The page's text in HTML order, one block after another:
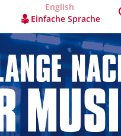
English
Einfache Sprache